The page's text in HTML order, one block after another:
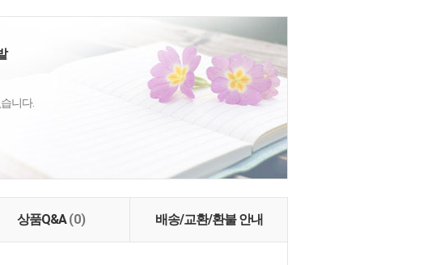
니다.
상품Q&A(0) 배송/교환/환불 안내